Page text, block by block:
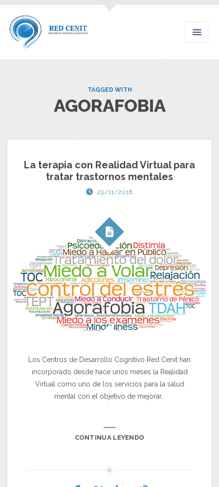
TAGGED WITH
AGORAFOBIA
La terapia con Realidad Virtual para
tratar trastornos mentales
29/11/2018
Los Centros de Desarrollo Cognitivo Red Cenit han
incorporado desde hace unos meses la Realidad
Virtual como uno de los servicios para la salud
mental con el objetivo de mejorar…
CONTINUA LEYENDO